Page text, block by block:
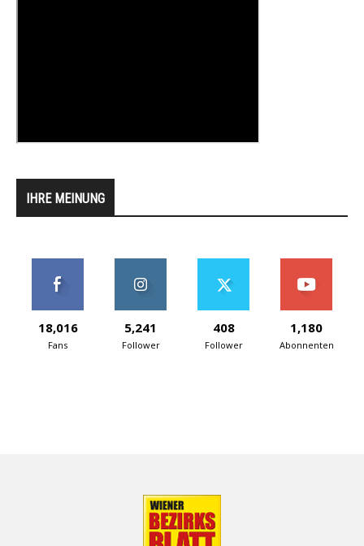
IHRE MEINUNG
18,016
Fans
5,241
Follower
408
Follower
1,180
Abonnenten